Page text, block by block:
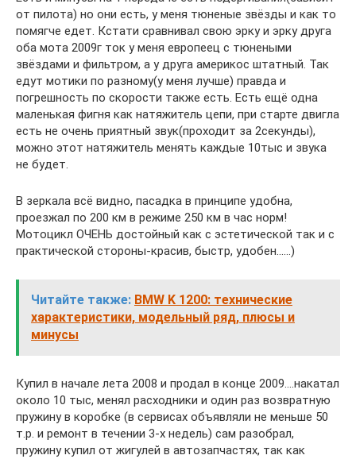
от пилота) но они есть, у меня тюненые звёзды и как то
помягче едет. Кстати сравнивал свою эрку и эрку друга
оба мота 2009г ток у меня европеец с тюнеными
звёздами и фильтром, а у друга америкос штатный. Так
едут мотики по разному(у меня лучше) правда и
погрешность по скорости также есть. Есть ещё одна
маленькая фигня как натяжитель цепи, при старте двигла
есть не очень приятный звук(проходит за 2секунды),
можно этот натяжитель менять каждые 10тыс и звука
не будет.
В зеркала всё видно, пасадка в принципе удобна,
проезжал по 200 км в режиме 250 км в час норм!
Мотоцикл ОЧЕНЬ достойный как с эстетической так и с
практической стороны-красив, быстр, удобен……)
Читайте также: BMW K 1200: технические
характеристики, модельный ряд, плюсы и
минусы
Купил в начале лета 2008 и продал в конце 2009….накатал
около 10 тыс, менял расходники и один раз возвратную
пружину в коробке (в сервисах объявляли не меньше 50
т.р. и ремонт в течении 3-х недель) сам разобрал,
пружину купил от жигулей в автозапчастях, так как